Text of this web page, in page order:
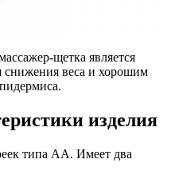
щетка является
снижения веса и хорошим
изделия
типа АА. Имеет два